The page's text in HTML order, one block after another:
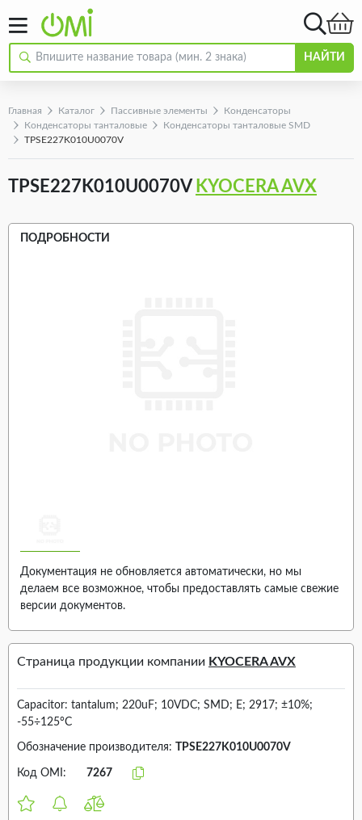
НАЙТИ
Главная Каталог Пассивные элементы
Конденсаторы
Конденсаторы танталовые
Конденсаторы танталовые SMD
TPSE227K010U0070V
TPSE227K010U0070V KYOCERA AVX
ПОДРОБНОСТИ
Документация не обновляется автоматически, но мы
делаем все возможное, чтобы предоставлять самые свежие
версии документов.
Страница продукции компании KYOCERA AVX
Capacitor: tantalum; 220uF; 10VDC; SMD; E; 2917; ±10%;
-55÷125°C
Обозначение производителя: TPSE227K010U0070V
Код OMI: 7267